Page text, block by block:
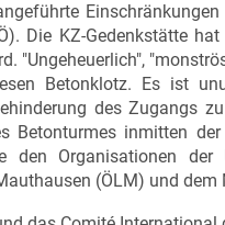
Die KZ-Gedenkstätte
"Ungeheuerlich",
Betonklotz. Es ist
des Zugangs
Betonturmes inmitten
den Organisationen
(ÖLM) und